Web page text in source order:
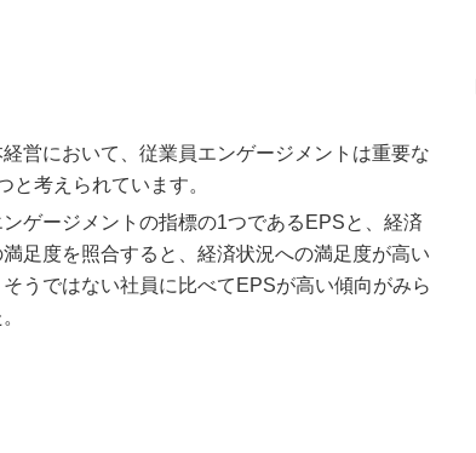
営において、従業員エンゲージメントは重要な
と考えられています。
ゲージメントの指標の1つであるEPSと、経済
足度を照合すると、経済状況への満足度が高い
うではない社員に比べてEPSが高い傾向がみら